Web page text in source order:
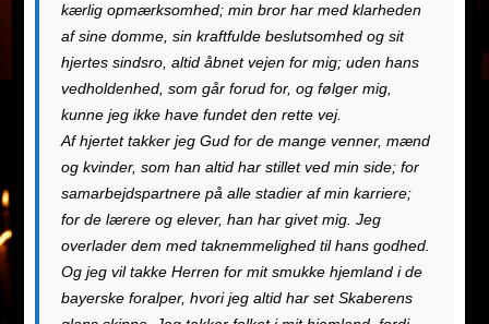
kærlig opmærksomhed; min bror har med klarheden
af ​​sine domme, sin kraftfulde beslutsomhed og sit
hjertes sindsro, altid åbnet vejen for mig; uden hans
vedholdenhed, som går forud for, og følger mig,
kunne jeg ikke have fundet den rette vej.
Af hjertet takker jeg Gud for de mange venner, mænd
og kvinder, som han altid har stillet ved min side; for
samarbejdspartnere på alle stadier af min karriere;
for de lærere og elever, han har givet mig. Jeg
overlader dem med taknemmelighed til hans godhed.
Og jeg vil takke Herren for mit smukke hjemland i de
bayerske foralper, hvori jeg altid har set Skaberens